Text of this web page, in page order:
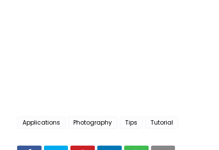
Applications Photography Tips Tutorial